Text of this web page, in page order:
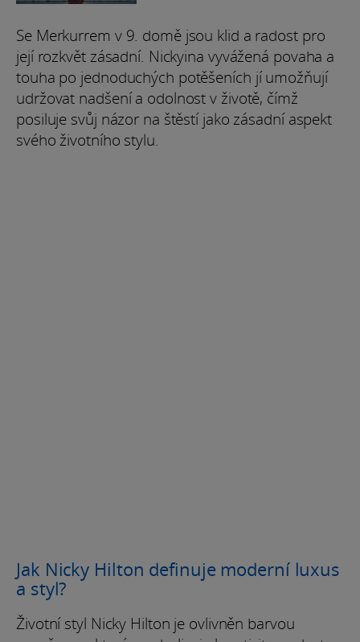
Se Merkurrem v 9. domě jsou klid a radost pro
její rozkvět zásadní. Nickyina vyvážená povaha a
touha po jednoduchých potěšeních jí umožňují
udržovat nadšení a odolnost v životě, čímž
posiluje svůj názor na štěstí jako zásadní aspekt
svého životního stylu.
Jak Nicky Hilton definuje moderní luxus
a styl?
Životní styl Nicky Hilton je ovlivněn barvou